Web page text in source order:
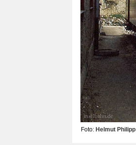
Foto: Helmut Philipp